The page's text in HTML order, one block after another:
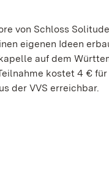
von Schloss
eigenen Ideen
auf dem
kostet 4 € für
der VVS erreichbar.